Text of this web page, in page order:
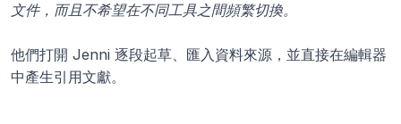
文件，而且不希望在不同工具之間頻繁切換。
他們打開 Jenni 逐段起草、匯入資料來源，並直接在編輯器
中產生引用文獻。